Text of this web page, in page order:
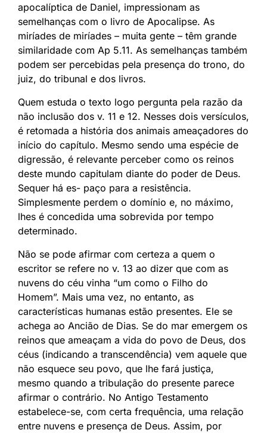
apocalíptica de Daniel, impressionam as
semelhanças com o livro de Apocalipse. As
miríades de miríades – muita gente – têm grande
similaridade com Ap 5.11. As semelhanças também
podem ser percebidas pela presença do trono, do
juiz, do tribunal e dos livros.
Quem estuda o texto logo pergunta pela razão da
não inclusão dos v. 11 e 12. Nesses dois versículos,
é retomada a história dos animais ameaçadores do
início do capítulo. Mesmo sendo uma espécie de
digressão, é relevante perceber como os reinos
deste mundo capitulam diante do poder de Deus.
Sequer há es- paço para a resistência.
Simplesmente perdem o domínio e, no máximo,
lhes é concedida uma sobrevida por tempo
determinado.
Não se pode afirmar com certeza a quem o
escritor se refere no v. 13 ao dizer que com as
nuvens do céu vinha “um como o Filho do
Homem”. Mais uma vez, no entanto, as
características humanas estão presentes. Ele se
achega ao Ancião de Dias. Se do mar emergem os
reinos que ameaçam a vida do povo de Deus, dos
céus (indicando a transcendência) vem aquele que
não esquece seu povo, que lhe fará justiça,
mesmo quando a tribulação do presente parece
afirmar o contrário. No Antigo Testamento
estabelece-se, com certa frequência, uma relação
entre nuvens e presença de Deus. Assim, por